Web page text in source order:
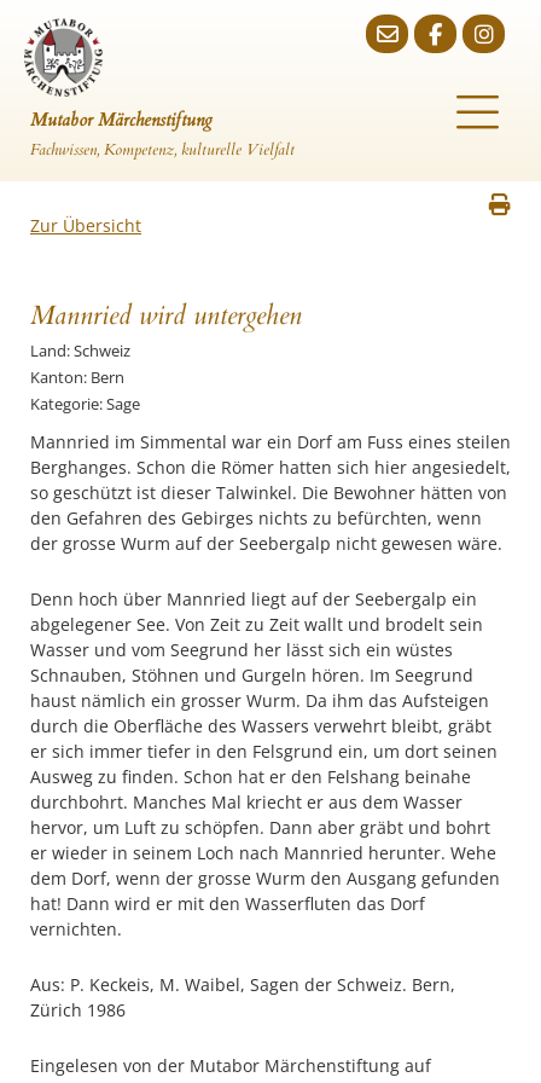
Mutabor Märchenstiftung
Fachwissen, Kompetenz, kulturelle Vielfalt
Zur Übersicht
Mannried wird untergehen
Land: Schweiz
Kanton: Bern
Kategorie: Sage
Mannried im Simmental war ein Dorf am Fuss eines steilen
Berghanges. Schon die Römer hatten sich hier angesiedelt,
so geschützt ist dieser Talwinkel. Die Bewohner hätten von
den Gefahren des Gebirges nichts zu befürchten, wenn
der grosse Wurm auf der Seebergalp nicht gewesen wäre.
abgelegener See. Von Zeit zu Zeit wallt und brodelt sein
Wasser und vom Seegrund her lässt sich ein wüstes
Schnauben, Stöhnen und Gurgeln hören. Im Seegrund
haust nämlich ein grosser Wurm. Da ihm das Aufsteigen
durch die Oberfläche des Wassers verwehrt bleibt, gräbt
er sich immer tiefer in den Felsgrund ein, um dort seinen
Ausweg zu finden. Schon hat er den Felshang beinahe
durchbohrt. Manches Mal kriecht er aus dem Wasser
hervor, um Luft zu schöpfen. Dann aber gräbt und bohrt
er wieder in seinem Loch nach Mannried herunter. Wehe
dem Dorf, wenn der grosse Wurm den Ausgang gefunden
hat! Dann wird er mit den Wasserfluten das Dorf
vernichten.
Aus: P. Keckeis, M. Waibel, Sagen der Schweiz. Bern,
Zürich 1986
Eingelesen von der Mutabor Märchenstiftung auf